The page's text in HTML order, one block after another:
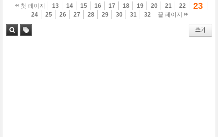
첫 페이지 13 14 15 16 17 18 19 20 21 22 23
24 25 26 27 28 29 30 31 32 끝 페이지
쓰기